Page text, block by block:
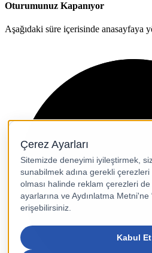
Oturumunuz Kapanıyor
Aşağıdaki süre içerisinde anasayfaya